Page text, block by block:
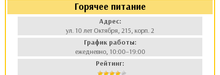
Горячее питание
Адрес:
ул. 10 лет Октября, 215, корп. 2
График работы:
ежедневно, 10:00–19:00
Рейтинг: